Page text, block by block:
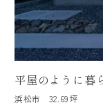
平屋のように暮
浜松市
32.69坪